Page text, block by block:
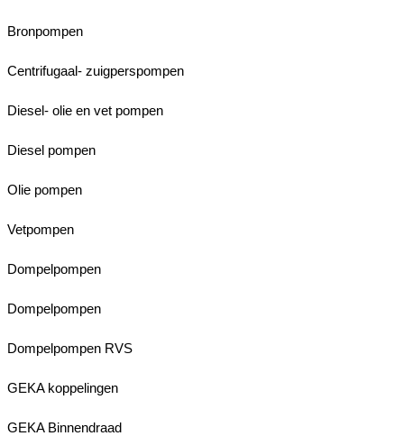
Bronpompen
Centrifugaal- zuigperspompen
Diesel- olie en vet pompen
Diesel pompen
Olie pompen
Vetpompen
Dompelpompen
Dompelpompen
Dompelpompen RVS
GEKA koppelingen
GEKA Binnendraad